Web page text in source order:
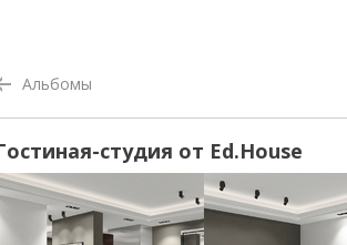
Альбомы
студия от Ed.House